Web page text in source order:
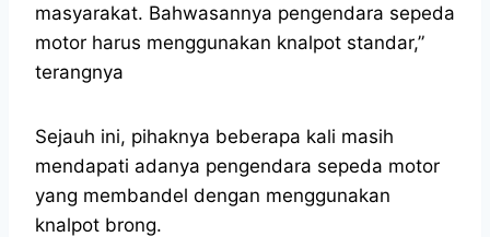
masyarakat. Bahwasannya pengendara sepeda
motor harus menggunakan knalpot standar,”
terangnya
Sejauh ini, pihaknya beberapa kali masih
mendapati adanya pengendara sepeda motor
yang membandel dengan menggunakan
knalpot brong.